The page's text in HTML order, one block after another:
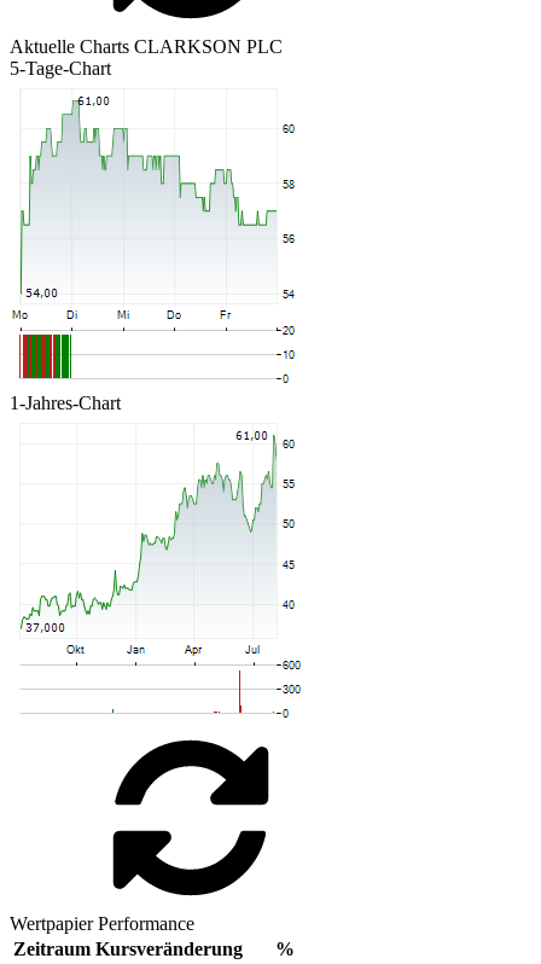
Aktuelle Charts CLARKSON PLC
5-Tage-Chart
1-Jahres-Chart
Wertpapier Performance
Zeitraum Kursveränderung
%